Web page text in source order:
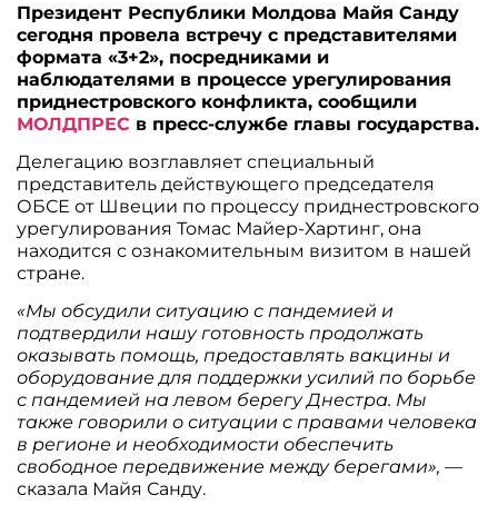
Президент Республики Молдова Майя Санду
сегодня провела встречу с представителями
формата «3+2», посредниками и
наблюдателями в процессе урегулирования
приднестровского конфликта, сообщили
МОЛДПРЕС в пресс-службе главы государства.
Делегацию возглавляет специальный
представитель действующего председателя
ОБСЕ от Швеции по процессу приднестровского
урегулирования Томас Майер-Хартинг, она
находится с ознакомительным визитом в нашей
стране.
«Мы обсудили ситуацию с пандемией и
подтвердили нашу готовность продолжать
оказывать помощь, предоставлять вакцины и
оборудование для поддержки усилий по борьбе
с пандемией на левом берегу Днестра. Мы
также говорили о ситуации с правами человека
в регионе и необходимости обеспечить
свободное передвижение между берегами»,—
сказала Майя Санду.